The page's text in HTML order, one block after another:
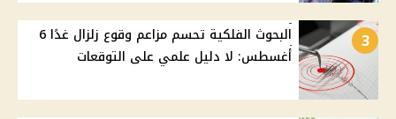
3
البحوث الفلكية تحسم مزاعم وقوع زلزال غدًا 6
أغسطس: لا دليل علمي على التوقعات